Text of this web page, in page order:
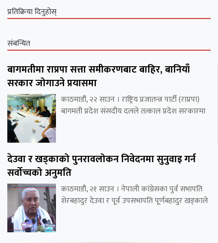
प्रतिक्रिया दिनुहोस्
संबन्धित
बागमतीमा राप्रपा सत्ता समीकरणबाट बाहिर, बानियाँ
सरकार जोगाउने प्रयासमा
काठमाडौं, २२ साउन । राष्ट्रिय प्रजातन्त्र पार्टी (राप्रपा)
बागमती प्रदेश संसदीय दलले तत्काल प्रदेश सरकारमा
देउवा र खड्काको पुनरावलोकन निवेदनमा सुनुवाइ गर्न
सर्वोच्चको अनुमति
काठमाडौं, २१ साउन । नेपाली कांग्रेसका पुर्व सभापति
शेरबहादुर देउवा र पूर्व उपसभापति पूर्णबहादुर खड्काले